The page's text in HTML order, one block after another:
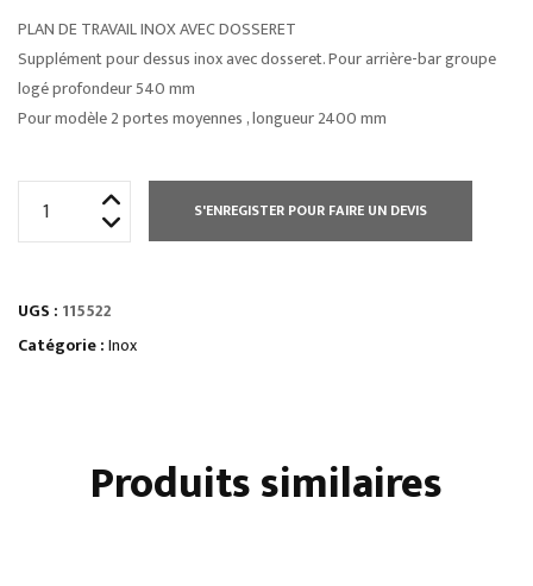
PLAN DE TRAVAIL INOX AVEC DOSSERET
Supplément pour dessus inox avec dosseret. Pour arrière-bar groupe
logé profondeur 540 mm
Pour modèle 2 portes moyennes , longueur 2400 mm
TRAVAIL
INOX
S'ENREGISTER POUR FAIRE UN DEVIS
UGS : 115522
Catégorie :Inox
Produits similaires